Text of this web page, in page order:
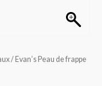
/ Evan’s Peau de frappe